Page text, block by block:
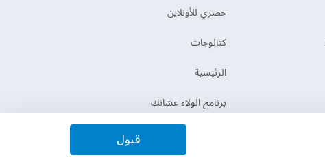
حصري للأونلاين
‫كتالوجات‬
الرئيسية
برنامج الولاء عشانك
قبول